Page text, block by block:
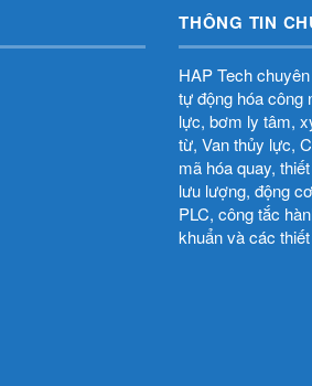
THÔNG TIN
HAP Tech
tự động hóa công
lực, bơm ly tâm,
từ, Van thủy lực,
mã hóa quay,
lưu lượng, động
PLC, công tắc
khuẩn và các